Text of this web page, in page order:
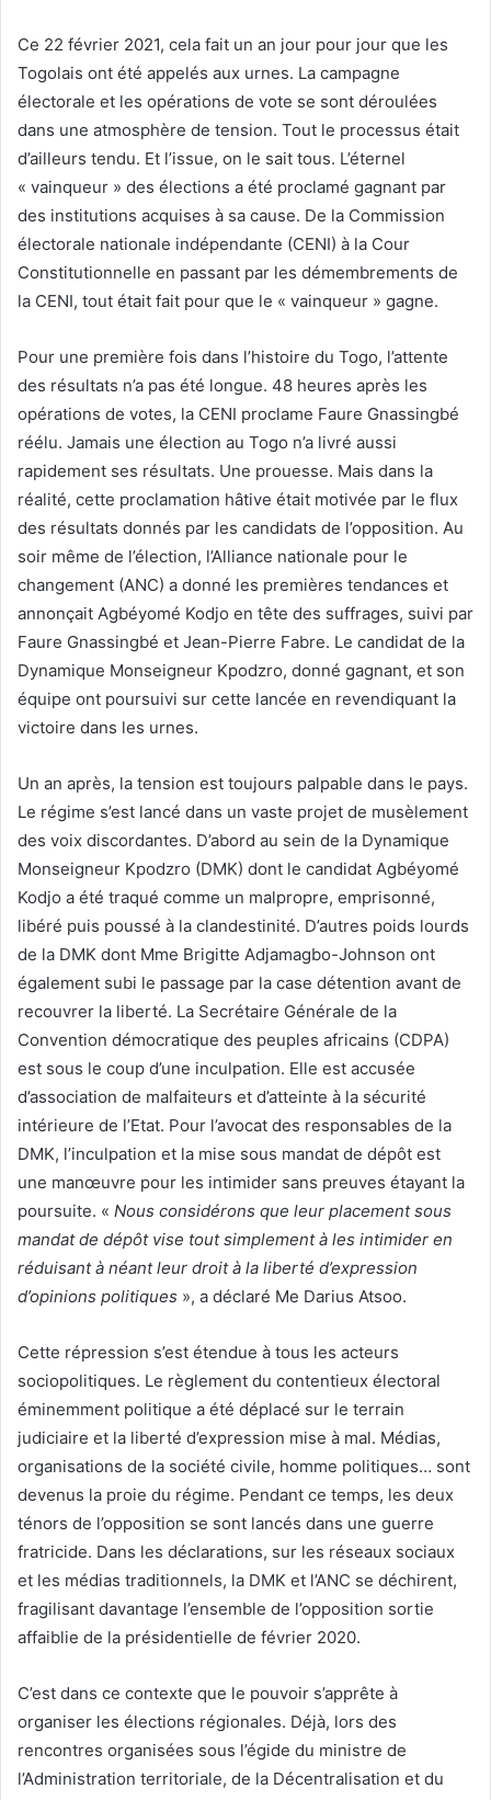
Ce 22 février 2021, cela fait un an jour pour jour que les
Togolais ont été appelés aux urnes. La campagne
électorale et les opérations de vote se sont déroulées
dans une atmosphère de tension. Tout le processus était
d’ailleurs tendu. Et l’issue, on le sait tous. L’éternel
« vainqueur » des élections a été proclamé gagnant par
des institutions acquises à sa cause. De la Commission
électorale nationale indépendante (CENI) à la Cour
Constitutionnelle en passant par les démembrements de
la CENI, tout était fait pour que le « vainqueur » gagne.
Pour une première fois dans l’histoire du Togo, l’attente
des résultats n’a pas été longue. 48 heures après les
opérations de votes, la CENI proclame Faure Gnassingbé
réélu. Jamais une élection au Togo n’a livré aussi
rapidement ses résultats. Une prouesse. Mais dans la
réalité, cette proclamation hâtive était motivée par le flux
des résultats donnés par les candidats de l’opposition. Au
soir même de l’élection, l’Alliance nationale pour le
changement (ANC) a donné les premières tendances et
annonçait Agbéyomé Kodjo en tête des suffrages, suivi par
Faure Gnassingbé et Jean-Pierre Fabre. Le candidat de la
Dynamique Monseigneur Kpodzro, donné gagnant, et son
équipe ont poursuivi sur cette lancée en revendiquant la
victoire dans les urnes.
Un an après, la tension est toujours palpable dans le pays.
Le régime s’est lancé dans un vaste projet de musèlement
des voix discordantes. D’abord au sein de la Dynamique
Monseigneur Kpodzro (DMK) dont le candidat Agbéyomé
Kodjo a été traqué comme un malpropre, emprisonné,
libéré puis poussé à la clandestinité. D’autres poids lourds
de la DMK dont Mme Brigitte Adjamagbo-Johnson ont
également subi le passage par la case détention avant de
recouvrer la liberté. La Secrétaire Générale de la
Convention démocratique des peuples africains (CDPA)
est sous le coup d’une inculpation. Elle est accusée
d’association de malfaiteurs et d’atteinte à la sécurité
intérieure de l’Etat. Pour l’avocat des responsables de la
DMK, l’inculpation et la mise sous mandat de dépôt est
une manœuvre pour les intimider sans preuves étayant la
poursuite. « Nous considérons que leur placement sous
mandat de dépôt vise tout simplement à les intimider en
réduisant à néant leur droit à la liberté d’expression
d’opinions politiques », a déclaré Me Darius Atsoo.
Cette répression s’est étendue à tous les acteurs
sociopolitiques. Le règlement du contentieux électoral
éminemment politique a été déplacé sur le terrain
judiciaire et la liberté d’expression mise à mal. Médias,
organisations de la société civile, homme politiques… sont
devenus la proie du régime. Pendant ce temps, les deux
ténors de l’opposition se sont lancés dans une guerre
fratricide. Dans les déclarations, sur les réseaux sociaux
et les médias traditionnels, la DMK et l’ANC se déchirent,
fragilisant davantage l’ensemble de l’opposition sortie
affaiblie de la présidentielle de février 2020.
C’est dans ce contexte que le pouvoir s’apprête à
organiser les élections régionales. Déjà, lors des
rencontres organisées sous l’égide du ministre de
l’Administration territoriale, de la Décentralisation et du